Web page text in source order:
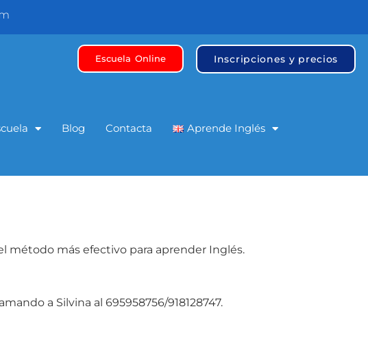
Escuela Online Inscripciones y precios
Blog Contacta Aprende Inglés
método más efectivo para aprender Inglés.
a Silvina al 695958756/918128747.